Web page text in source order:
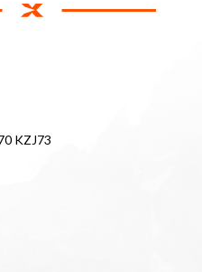
KZJ73